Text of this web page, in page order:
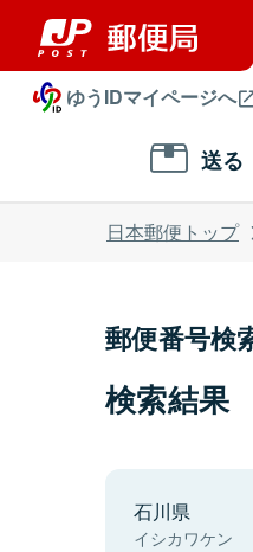
ゆうIDマイページへ
送る
日本郵便トップ
郵便番号検
検索結果
石川県
イシカワケン